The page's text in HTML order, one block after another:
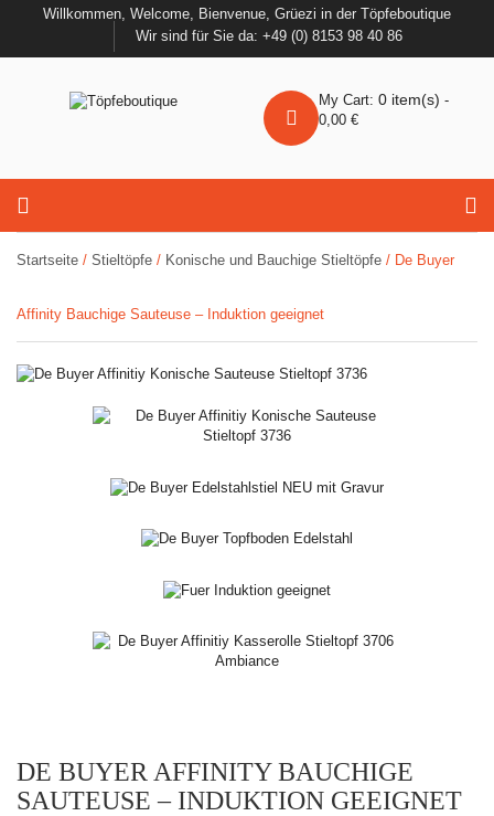
Willkommen, Welcome, Bienvenue, Grüezi in der Töpfeboutique
Wir sind für Sie da: +49 (0) 8153 98 40 86
My Cart: 0 item(s) -
0,00 €
Startseite / Stieltöpfe / Konische und Bauchige Stieltöpfe / De Buyer
Affinity Bauchige Sauteuse – Induktion geeignet
DE BUYER AFFINITY BAUCHIGE
SAUTEUSE – INDUKTION GEEIGNET